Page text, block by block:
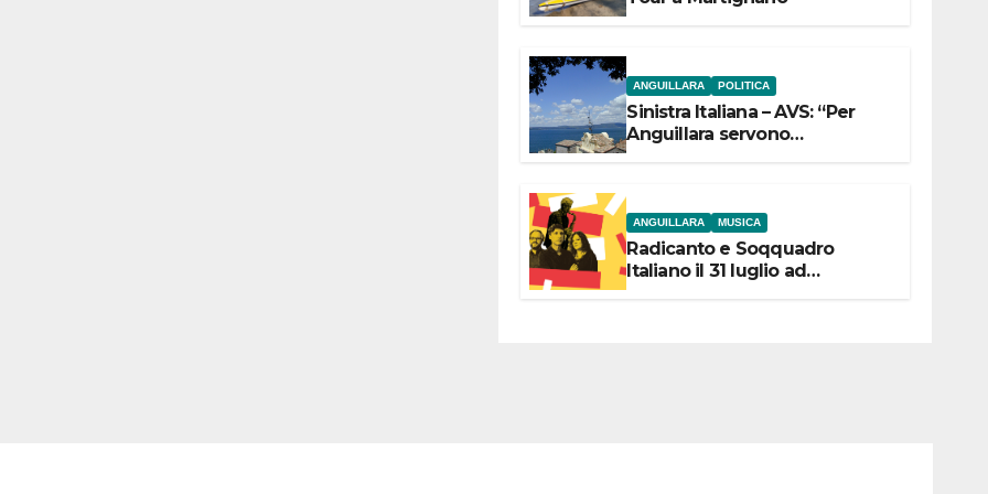
ANGUILLARA POLITICA
Sinistra Italiana – AVS: “Per
Anguillara servono
ANGUILLARA MUSICA
Radicanto e Soqquadro
Italiano il 31 luglio ad